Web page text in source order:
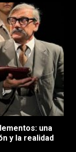
una
y la realidad